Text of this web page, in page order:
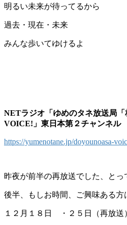
明るい未来が待ってるから
過去・現在・未来
みんな歩いてゆけるよ
NETラジオ「ゆめのタネ放送局
VOICE!」東日本第２チャンネル
https://yumenotane.jp/doyounoasa-
昨夜が前半の再放送でした、とっ
後半、もしお時間、ご興味ある方
１２月１８日 ・２５日（再放送